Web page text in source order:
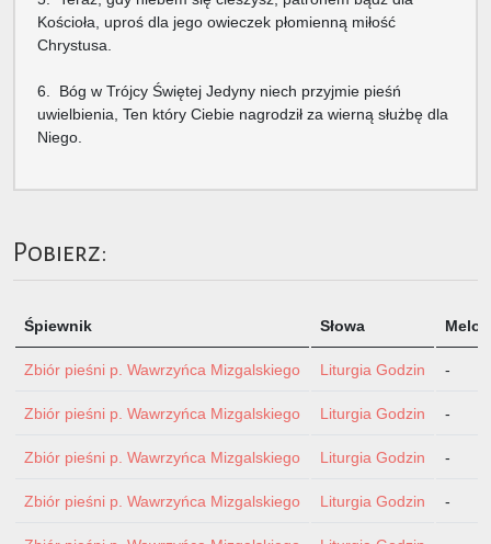
Kościoła, uproś dla jego owieczek płomienną miłość
Chrystusa.
6. Bóg w Trójcy Świętej Jedyny niech przyjmie pieśń
uwielbienia, Ten który Ciebie nagrodził za wierną służbę dla
Niego.
Pobierz:
Śpiewnik Słowa
Zbiór pieśni p. Wawrzyńca Mizgalskiego Liturgia Godzin -
Zbiór pieśni p. Wawrzyńca Mizgalskiego Liturgia Godzin -
Zbiór pieśni p. Wawrzyńca Mizgalskiego Liturgia Godzin -
Zbiór pieśni p. Wawrzyńca Mizgalskiego Liturgia Godzin -